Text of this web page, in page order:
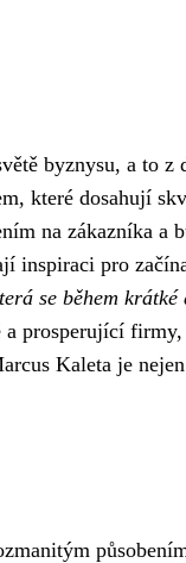
byznysu, a to
které dosahují
na zákazníka a
inspiraci pro
se během
prosperující
Kaleta je